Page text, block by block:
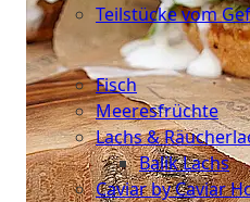
Teilstücke vom
Seafood
Fisch
Meeresfrüchte
Lachs &
Balik Lachs
Caviar by Caviar